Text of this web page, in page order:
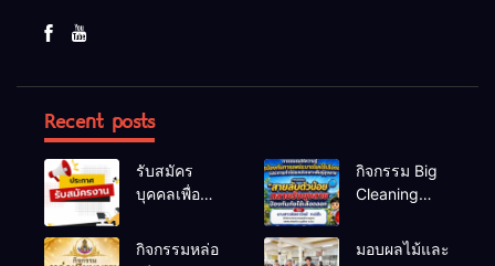
Recent posts
รับสมัคร
บุคคลเพื่อ
เลือกสรรเป็น
กิจกรรม Big
Cleaning
ป้องกันโรคไข้
กิจกรรมหล่อ
มอบผลไม้และ